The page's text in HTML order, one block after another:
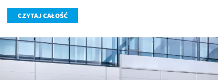
CZYTAJ CAŁOŚĆ